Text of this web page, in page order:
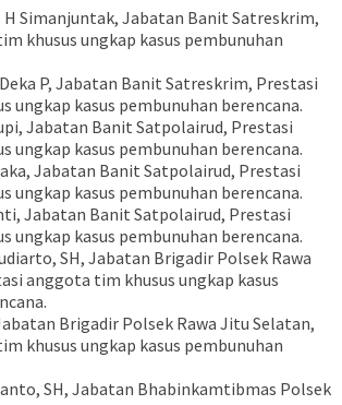
H Simanjuntak, Jabatan Banit Satreskrim,
khusus ungkap kasus pembunuhan
P, Jabatan Banit Satreskrim, Prestasi
ungkap kasus pembunuhan berencana.
Jabatan Banit Satpolairud, Prestasi
ungkap kasus pembunuhan berencana.
Jabatan Banit Satpolairud, Prestasi
ungkap kasus pembunuhan berencana.
Jabatan Banit Satpolairud, Prestasi
ungkap kasus pembunuhan berencana.
SH, Jabatan Brigadir Polsek Rawa
anggota tim khusus ungkap kasus
Brigadir Polsek Rawa Jitu Selatan,
khusus ungkap kasus pembunuhan
SH, Jabatan Bhabinkamtibmas Polsek